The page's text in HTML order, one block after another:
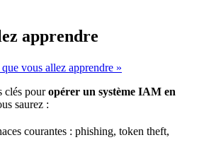
apprendre
vous allez apprendre »
clés pouropérer un système IAM en
saurez :
courantes : phishing, token theft,